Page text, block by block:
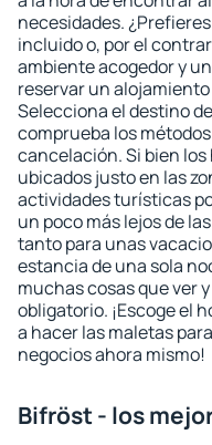
necesidades.
incluido o, por el
ambiente acogedor y
reservar un
Selecciona el destino
comprueba los
cancelación. Si bien
ubicados justo en las
actividades turísticas
un poco más lejos de
tanto para unas
estancia de una sola
muchas cosas que ver
obligatorio. ¡Escoge el
a hacer las maletas
negocios ahora mismo!
Bifröst - los